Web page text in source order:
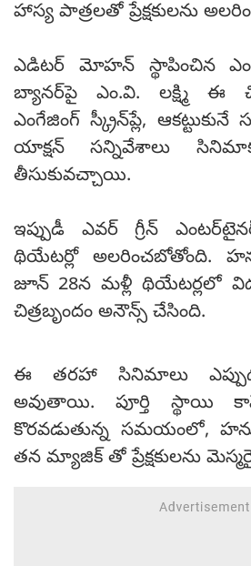
హాస్య పాత్రలతో ప్రేక్షకులను
ఎడిటర్ మోహన్ స్థాపించిన
బ్యానర్‌పై ఎం.వి. లక్ష్మి ఈ
ఎంగేజింగ్ స్క్రీన్‌ప్లే,
యాక్షన్ సన్నివేశాలు
తీసుకువచ్చాయి.
ఇప్పుడీ ఎవర్ గ్రీన్ ఎంటర్‌టైనర్
థియేటర్లో అలరించబోతోంది.
జూన్ 28న మళ్లీ థియేటర్లలో
చిత్రబృందం అనౌన్స్ చేసింది.
ఈ తరహా సినిమాలు
అవుతాయి. పూర్తి స్థాయి
కొరవడుతున్న సమయంలో,
తన మ్యాజిక్ తో ప్రేక్షకులను